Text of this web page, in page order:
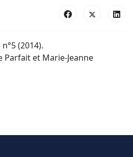
(2014).
Parfait et Marie-Jeanne